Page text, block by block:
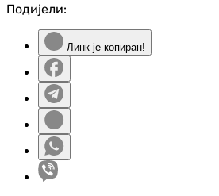
Подијели:
Линк је копиран!